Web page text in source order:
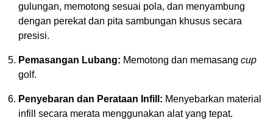
gulungan, memotong sesuai pola, dan menyambung
dengan perekat dan pita sambungan khusus secara
presisi.
Pemasangan Lubang: Memotong dan memasang cup
golf.
Penyebaran dan Perataan Infill: Menyebarkan material
infill secara merata menggunakan alat yang tepat.